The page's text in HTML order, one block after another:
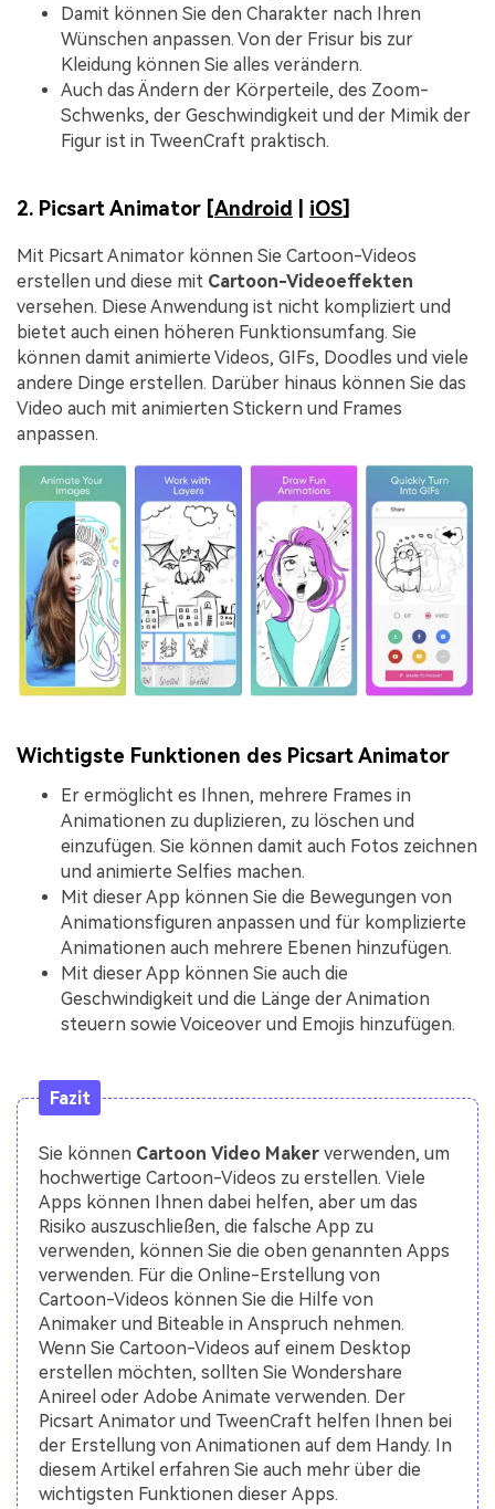
Damit können Sie den Charakter nach Ihren
Wünschen anpassen. Von der Frisur bis zur
Kleidung können Sie alles verändern.
Auch das Ändern der Körperteile, des Zoom-
Schwenks, der Geschwindigkeit und der Mimik der
Figur ist in TweenCraft praktisch.
2. Picsart Animator [Android iOS]
Mit Picsart Animator können Sie Cartoon-Videos
erstellen und diese mit Cartoon-Videoeffekten
versehen. Diese Anwendung ist nicht kompliziert und
bietet auch einen höheren Funktionsumfang. Sie
können damit animierte Videos, GIFs, Doodles und viele
andere Dinge erstellen. Darüber hinaus können Sie das
Video auch mit animierten Stickern und Frames
anpassen.
Wichtigste Funktionen des Picsart Animator
Er ermöglicht es Ihnen, mehrere Frames in
Animationen zu duplizieren, zu löschen und
einzufügen. Sie können damit auch Fotos zeichnen
und animierte Selfies machen.
Mit dieser App können Sie die Bewegungen von
Animationsfiguren anpassen und für komplizierte
Animationen auch mehrere Ebenen hinzufügen.
Mit dieser App können Sie auch die
Geschwindigkeit und die Länge der Animation
steuern sowie Voiceover und Emojis hinzufügen.
Fazit
Sie können Cartoon Video Maker verwenden, um
hochwertige Cartoon-Videos zu erstellen. Viele
Apps können Ihnen dabei helfen, aber um das
Risiko auszuschließen, die falsche App zu
verwenden, können Sie die oben genannten Apps
verwenden. Für die Online-Erstellung von
Cartoon-Videos können Sie die Hilfe von
Animaker und Biteable in Anspruch nehmen.
Wenn Sie Cartoon-Videos auf einem Desktop
erstellen möchten, sollten Sie Wondershare
Anireel oder Adobe Animate verwenden. Der
Picsart Animator und TweenCraft helfen Ihnen bei
der Erstellung von Animationen auf dem Handy. In
diesem Artikel erfahren Sie auch mehr über die
wichtigsten Funktionen dieser Apps.